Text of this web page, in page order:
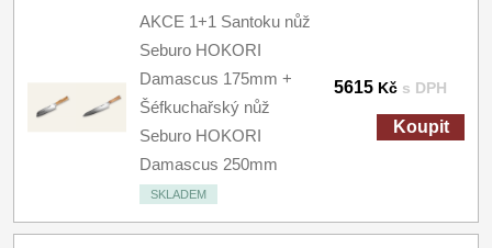
AKCE 1+1 Santoku nůž
Seburo HOKORI
Damascus 175mm +
Šéfkuchařský nůž
Seburo HOKORI
Damascus 250mm
SKLADEM
5615 Kč s DPH
Koupit